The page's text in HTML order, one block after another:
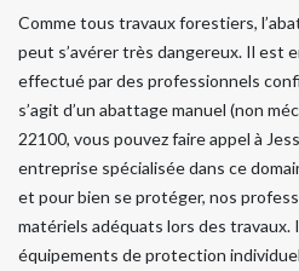
Comme tous travaux forestiers,
peut s’avérer très dangereux. Il est
effectué par des professionnels
s’agit d’un abattage manuel (non
22100, vous pouvez faire appel à
entreprise spécialisée dans ce
et pour bien se protéger, nos
matériels adéquats lors des travaux.
équipements de protection